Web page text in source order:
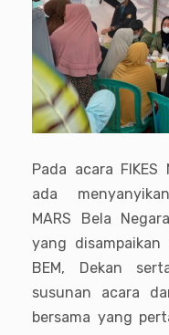
Pada acara
ada
MARS Bela
yang disampaikan
BEM, Dekan
susunan acara
bersama yang